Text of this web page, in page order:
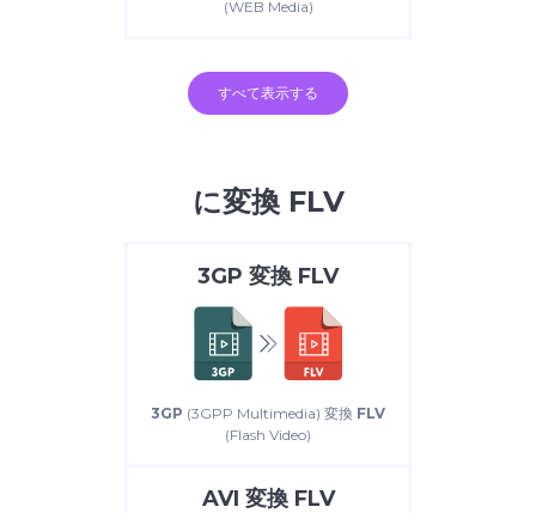
(WEB Media)
すべて表示する
に変換 FLV
3GP 変換 FLV
3GP (3GPP Multimedia) 変換 FLV
(Flash Video)
AVI 変換 FLV